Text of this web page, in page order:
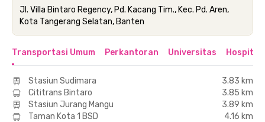
Jl. Villa Bintaro Regency, Pd. Kacang Tim., Kec. Pd. Aren,
Kota Tangerang Selatan, Banten
Transportasi Umum Perkantoran Universitas Hospital
Stasiun Sudimara
3.83 km
Cititrans Bintaro
3.85 km
Stasiun Jurang Mangu
3.89 km
Taman Kota 1 BSD
4.16 km